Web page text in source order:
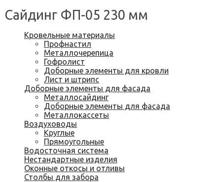
Сайдинг ФП-05 230 мм
Кровельные материалы
Профнастил
Металлочерепица
Гофролист
Доборные элементы для кровли
Лист и штрипс
Доборные элементы для фасада
Металлосайдинг
Доборные элементы для фасада
Металлокассеты
Воздуховоды
Круглые
Прямоугольные
Водосточная система
Нестандартные изделия
Оконные откосы и отливы
Столбы для забора